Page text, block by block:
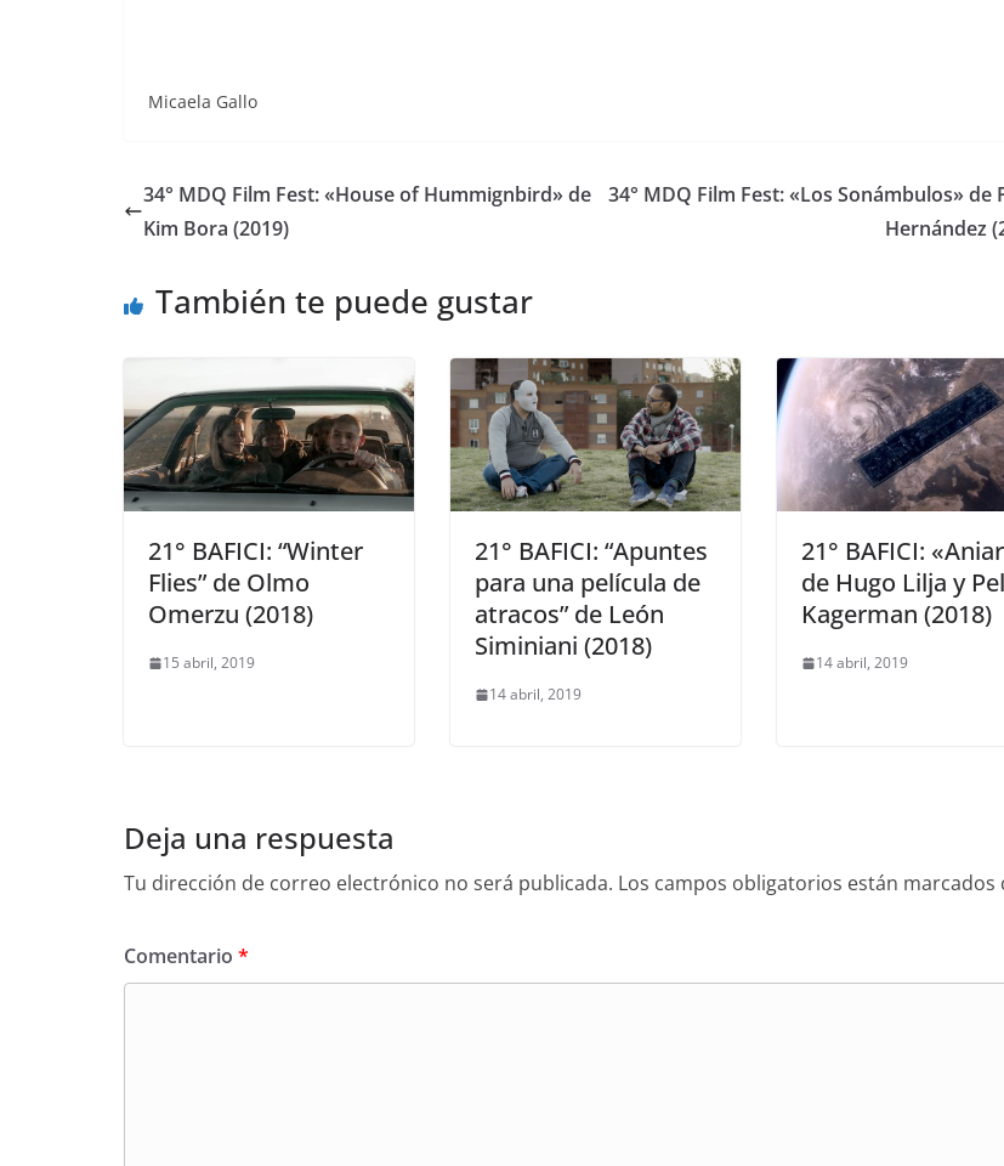
Micaela Gallo
34° MDQ Film Fest: «House of Hummignbird» de
Kim Bora (2019)
34° MDQ Film Fest: «Los Sonámbulos» de
Hernández
También te puede gustar
21° BAFICI: “Winter
Flies” de Olmo
Omerzu (2018)
15 abril, 2019
21° BAFICI: “Apuntes
para una película de
atracos” de León
Siminiani (2018)
14 abril, 2019
21° BAFICI:
de Hugo Lilja y
Kagerman (2018)
14 abril, 2019
Deja una respuesta
Tu dirección de correo electrónico no será publicada. Los campos obligatorios están marcados
Comentario *